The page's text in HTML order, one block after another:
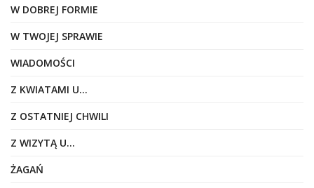
W DOBREJ FORMIE
W TWOJEJ SPRAWIE
WIADOMOŚCI
Z KWIATAMI U…
Z OSTATNIEJ CHWILI
Z WIZYTĄ U…
ŻAGAŃ